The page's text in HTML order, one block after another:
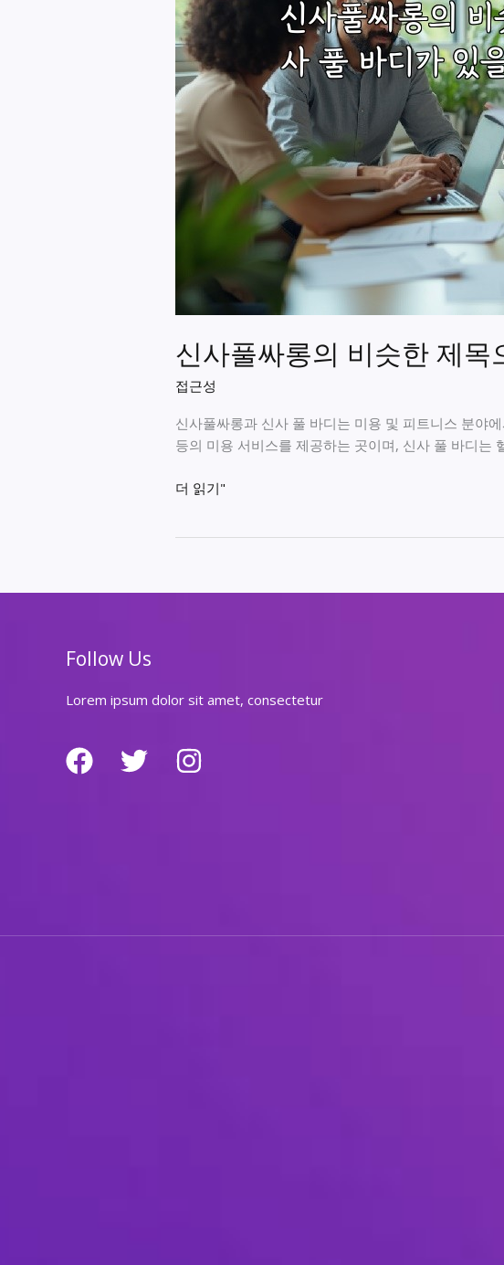
신사풀싸롱의 비슷한 제
접근성
신사풀싸롱과 신사 풀 바디는 미용 및 피트니스 분야
등의 미용 서비스를 제공하는 곳이며, 신사 풀 바디는
신
의
목
로
는
더 읽기"
Follow Us
Lorem ipsum dolor sit amet, consectetur